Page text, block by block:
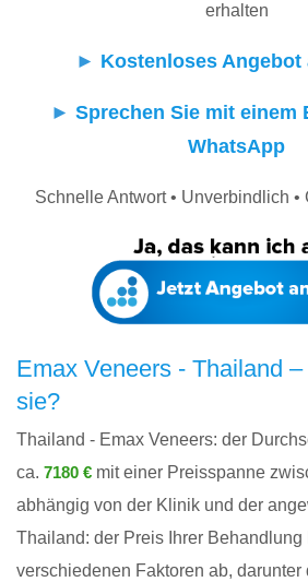
erhalten
► Kostenloses Angebot
► Sprechen Sie mit einem
WhatsApp
Schnelle Antwort • Unverbindlich •
Emax Veneers - Thailand
sie?
Thailand - Emax Veneers: der
ca. 7180 € mit einer Preisspanne
abhängig von der Klinik und der
Thailand: der Preis Ihrer Behandlung
verschiedenen Faktoren ab,